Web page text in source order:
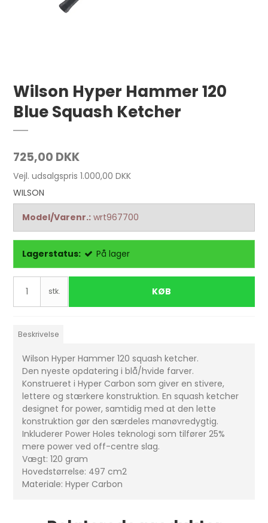
Wilson Hyper Hammer 120
Blue Squash Ketcher
725,00 DKK
Vejl. udsalgspris 1.000,00 DKK
WILSON
Model/Varenr.: wrt967700
Lagerstatus: På lager
stk. KØB
Beskrivelse
Wilson Hyper Hammer 120 squash ketcher.
Den nyeste opdatering i blå/hvide farver.
Konstrueret i Hyper Carbon som giver en stivere,
lettere og stærkere konstruktion. En squash ketcher
designet for power, samtidig med at den lette
konstruktion gør den særdeles manøvredygtig.
Inkluderer Power Holes teknologi som tilfører 25%
mere power ved off-centre slag.
Vægt: 120 gram
Hovedstørrelse: 497 cm2
Materiale: Hyper Carbon